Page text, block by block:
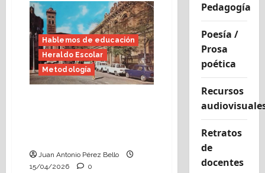
Fin
de
curso,
nos
conocemos
(Heraldo
Escolar)
Hablemos de educación
Heraldo Escolar
Metodología
Juan Antonio Pérez Bello
15/04/2026
0
Pedagogía
Poesía /
Prosa
poética
Recursos
Retratos
de
docentes